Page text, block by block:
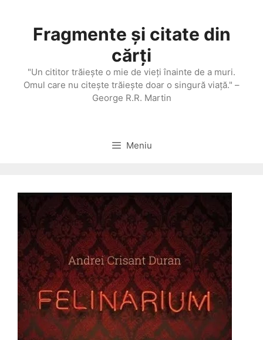
conținutFragmente și citate din
cărți
"Un cititor trăieşte o mie de vieţi înainte de a muri.
Omul care nu citeşte trăieşte doar o singură viaţă." –
George R.R. Martin
Meniu